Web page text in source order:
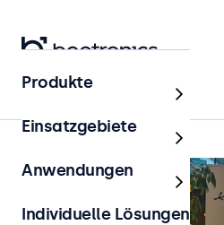
Startseite
Produkte
Einsatzgebiete
Anwendungen
Individuelle Lösungen